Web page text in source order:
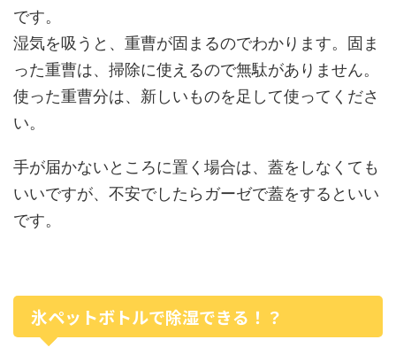
です。
湿気を吸うと、重曹が固まるのでわかります。固ま
った重曹は、掃除に使えるので無駄がありません。
使った重曹分は、新しいものを足して使ってくださ
い。
手が届かないところに置く場合は、蓋をしなくても
いいですが、不安でしたらガーゼで蓋をするといい
です。
氷ペットボトルで除湿できる！？